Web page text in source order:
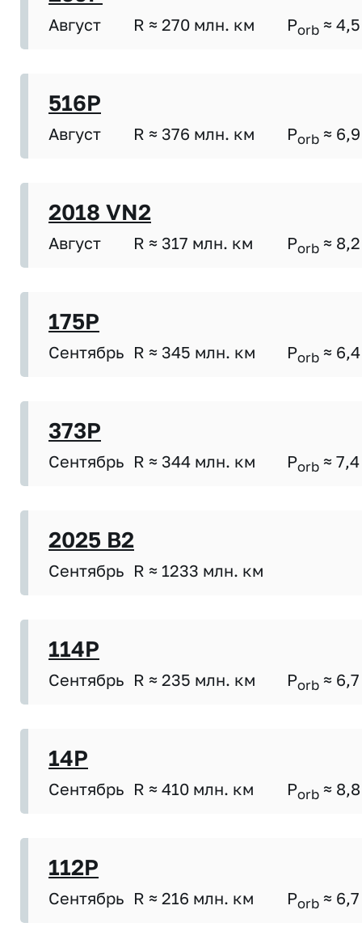
Август R ≈ 270 млн. км Porb ≈ 4,5
516P
Август R ≈ 376 млн. км Porb ≈ 6,9
2018 VN2
Август R ≈ 317 млн. км Porb ≈ 8,2
175P
Сентябрь R ≈ 345 млн. км Porb ≈ 6,4
373P
Сентябрь R ≈ 344 млн. км Porb ≈ 7,4
2025 B2
Сентябрь R ≈ 1233 млн. км
114P
Сентябрь R ≈ 235 млн. км Porb ≈ 6,7
14P
Сентябрь R ≈ 410 млн. км Porb ≈ 8,8
112P
Сентябрь R ≈ 216 млн. км Porb ≈ 6,7